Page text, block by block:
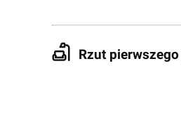
Rzut